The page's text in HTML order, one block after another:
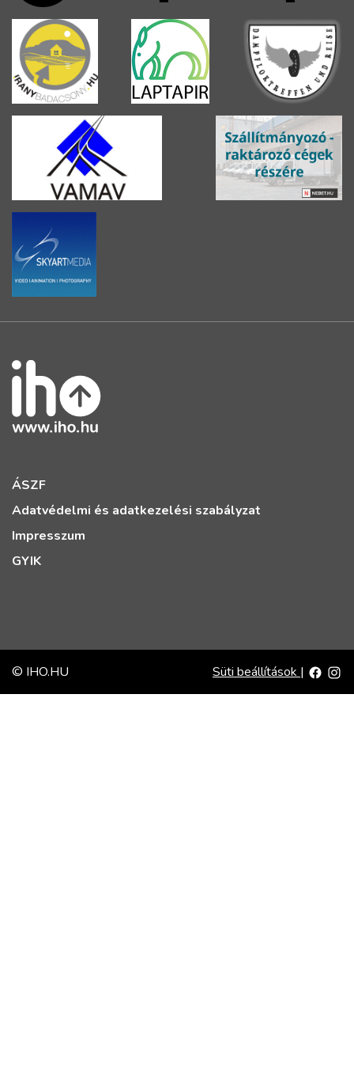
ÁSZF
Adatvédelmi és adatkezelési szabályzat
Impresszum
GYIK
© IHO.HU Süti beállítások |